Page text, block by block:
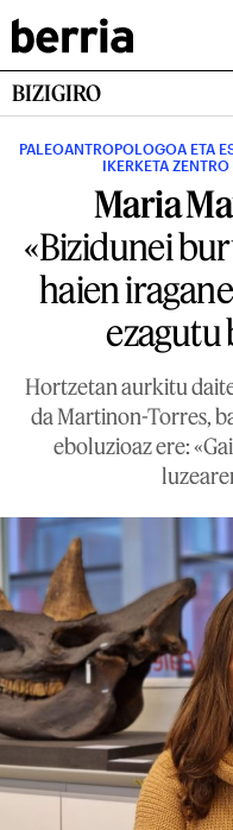
BIZIGIRO
PALEOANTROPOLOGOA ETA
IKERKETA
Maria
«Bizidunei
haien
ezagutu
Hortzetan aurkitu
da Martinon-Torres,
eboluzioaz ere: